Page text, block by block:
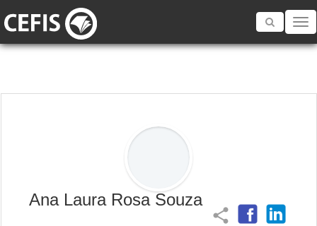
Toggle
Ana Laura Rosa Souza
share